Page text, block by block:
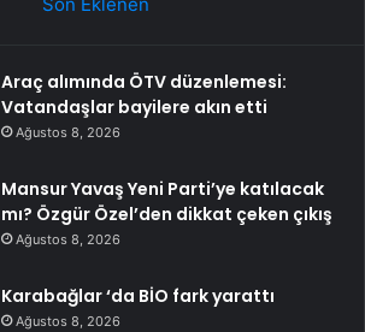
Araç alımında ÖTV düzenlemesi:
Vatandaşlar bayilere akın etti
Ağustos 8, 2026
Mansur Yavaş Yeni Parti’ye katılacak
mı? Özgür Özel’den dikkat çeken çıkış
Ağustos 8, 2026
Karabağlar ‘da BİO fark yarattı
Ağustos 8, 2026